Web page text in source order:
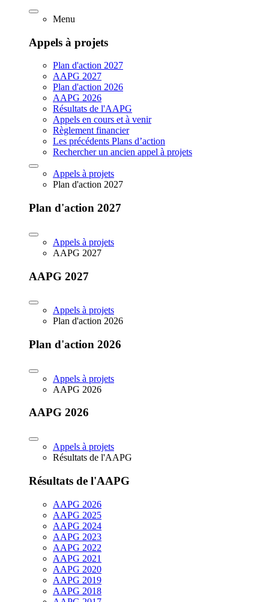
Menu
Appels à projets
Plan d'action 2027
AAPG 2027
Plan d'action 2026
AAPG 2026
Résultats de l'AAPG
Appels en cours et à venir
Règlement financier
Les précédents Plans d’action
Rechercher un ancien appel à projets
Appels à projets
Plan d'action 2027
Plan d'action 2027
Appels à projets
AAPG 2027
AAPG 2027
Appels à projets
Plan d'action 2026
Plan d'action 2026
Appels à projets
AAPG 2026
AAPG 2026
Appels à projets
Résultats de l'AAPG
Résultats de l'AAPG
AAPG 2026
AAPG 2025
AAPG 2024
AAPG 2023
AAPG 2022
AAPG 2021
AAPG 2020
AAPG 2019
AAPG 2018